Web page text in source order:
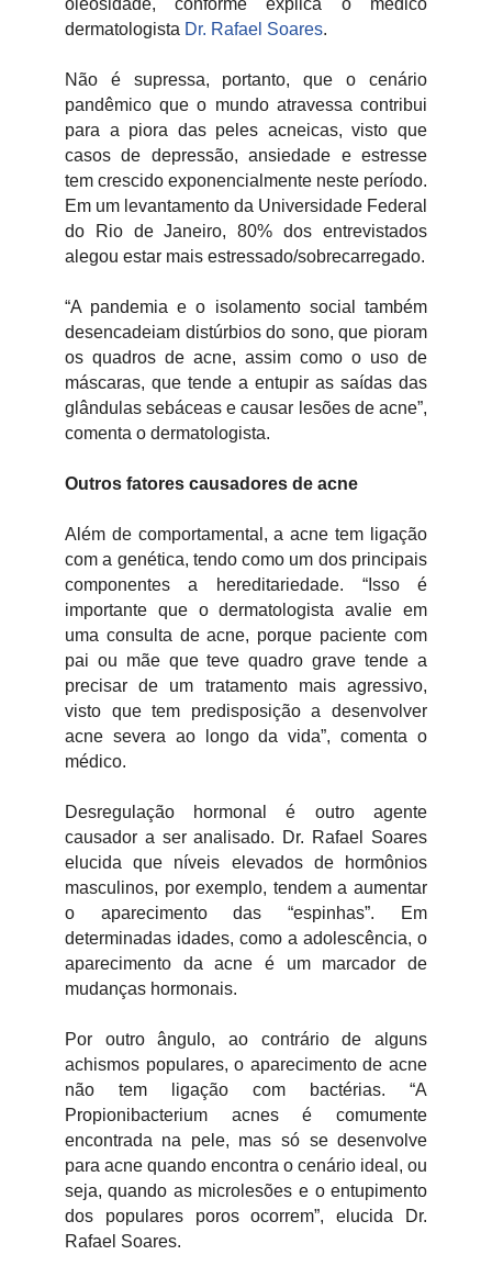
oleosidade, conforme explica o médico
dermatologista Dr. Rafael Soares.
Não é supressa, portanto, que o cenário
pandêmico que o mundo atravessa contribui
para a piora das peles acneicas, visto que
casos de depressão, ansiedade e estresse
tem crescido exponencialmente neste período.
Em um levantamento da Universidade Federal
do Rio de Janeiro, 80% dos entrevistados
alegou estar mais estressado/sobrecarregado.
“A pandemia e o isolamento social também
desencadeiam distúrbios do sono, que pioram
os quadros de acne, assim como o uso de
máscaras, que tende a entupir as saídas das
glândulas sebáceas e causar lesões de acne”,
comenta o dermatologista.
Outros fatores causadores de acne
Além de comportamental, a acne tem ligação
com a genética, tendo como um dos principais
componentes a hereditariedade. “Isso é
importante que o dermatologista avalie em
uma consulta de acne, porque paciente com
pai ou mãe que teve quadro grave tende a
precisar de um tratamento mais agressivo,
visto que tem predisposição a desenvolver
acne severa ao longo da vida”, comenta o
médico.
Desregulação hormonal é outro agente
causador a ser analisado. Dr. Rafael Soares
elucida que níveis elevados de hormônios
masculinos, por exemplo, tendem a aumentar
o aparecimento das “espinhas”. Em
determinadas idades, como a adolescência, o
aparecimento da acne é um marcador de
mudanças hormonais.
Por outro ângulo, ao contrário de alguns
achismos populares, o aparecimento de acne
não tem ligação com bactérias. “A
Propionibacterium acnes é comumente
encontrada na pele, mas só se desenvolve
para acne quando encontra o cenário ideal, ou
seja, quando as microlesões e o entupimento
dos populares poros ocorrem”, elucida Dr.
Rafael Soares.